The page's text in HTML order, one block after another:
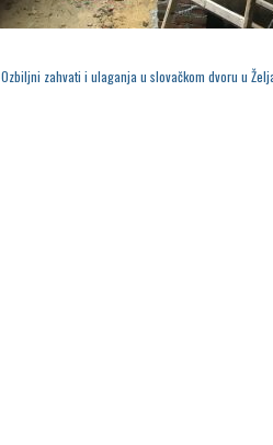
Ozbiljni zahvati i ulaganja u slovačkom dvoru u